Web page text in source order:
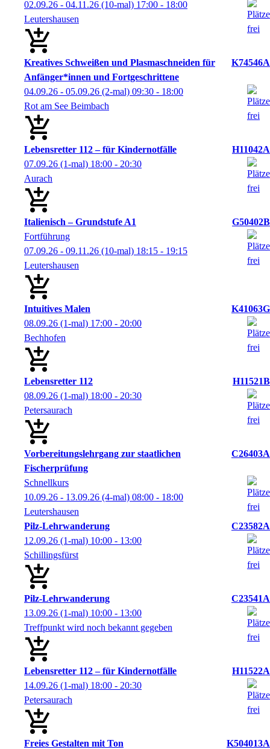
02.09.26 - 04.11.26 (10-mal) 17:00 - 18:00
Leutershausen
Kreatives Schweißen und Plasmaschneiden für
Anfänger*innen und Fortgeschrittene
K74546A
04.09.26 - 05.09.26 (2-mal) 09:30 - 18:00
Rot am See Beimbach
Lebensretter 112 – für Kindernotfälle
H11042A
07.09.26 (1-mal) 18:00 - 20:30
Aurach
Italienisch – Grundstufe A1
G50402B
Fortführung
07.09.26 - 09.11.26 (10-mal) 18:15 - 19:15
Leutershausen
Intuitives Malen
K41063G
08.09.26 (1-mal) 17:00 - 20:00
Bechhofen
Lebensretter 112
H11521B
08.09.26 (1-mal) 18:00 - 20:30
Petersaurach
Vorbereitungslehrgang zur staatlichen
Fischerprüfung
C26403A
Schnellkurs
10.09.26 - 13.09.26 (4-mal) 08:00 - 18:00
Leutershausen
Pilz-Lehrwanderung
C23582A
12.09.26 (1-mal) 10:00 - 13:00
Schillingsfürst
Pilz-Lehrwanderung
C23541A
13.09.26 (1-mal) 10:00 - 13:00
Treffpunkt wird noch bekannt gegeben
Lebensretter 112 – für Kindernotfälle
H11522A
14.09.26 (1-mal) 18:00 - 20:30
Petersaurach
Freies Gestalten mit Ton
K504013A